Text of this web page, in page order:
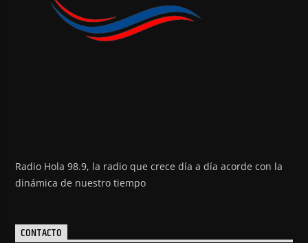
Radio Hola 98.9, la radio que crece día a día acorde con la
dinámica de nuestro tiempo
CONTACTO